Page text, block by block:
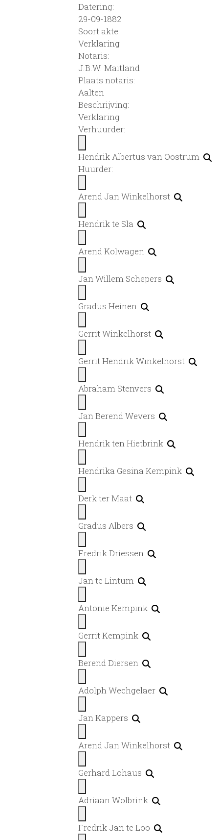
Datering:
29-09-1882
Soort akte:
Verklaring
Notaris:
J.B.W. Maitland
Plaats notaris:
Aalten
Beschrijving:
Verklaring
Verhuurder:
Hendrik Albertus van Oostrum
Huurder:
Arend Jan Winkelhorst
Hendrik te Sla
Arend Kolwagen
Jan Willem Schepers
Gradus Heinen
Gerrit Winkelhorst
Gerrit Hendrik Winkelhorst
Abraham Stenvers
Jan Berend Wevers
Hendrik ten Hietbrink
Hendrika Gesina Kempink
Derk ter Maat
Gradus Albers
Fredrik Driessen
Jan te Lintum
Antonie Kempink
Gerrit Kempink
Berend Diersen
Adolph Wechgelaer
Jan Kappers
Arend Jan Winkelhorst
Gerhard Lohaus
Adriaan Wolbrink
Fredrik Jan te Loo